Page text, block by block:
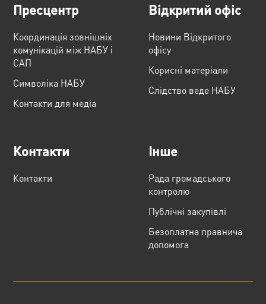
Пресцентр
Координація зовнішніх
комунікацій між НАБУ і
САП
Cимволіка НАБУ
Контакти для медіа
Відкритий офіс
Новини Відкритого
офісу
Корисні матеріали
Слідство веде НАБУ
Контакти
Контакти
Інше
Рада громадського
контролю
Публічні закупівлі
Безоплатна правнича
допомога